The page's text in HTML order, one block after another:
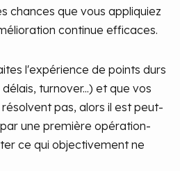
chances que vous appliquiez
continue efficaces.
l'expérience de points durs
turnover...) et que vos
pas, alors il est peut-
une première opération-
ce qui objectivement ne